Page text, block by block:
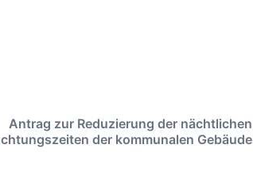
Antrag zur Reduzierung der nächtlichen
der kommunalen Gebäude